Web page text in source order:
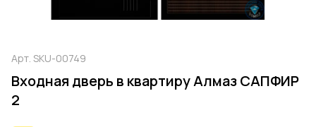
Арт. SKU-00749
Входная дверь в квартиру Алмаз САПФИР
2